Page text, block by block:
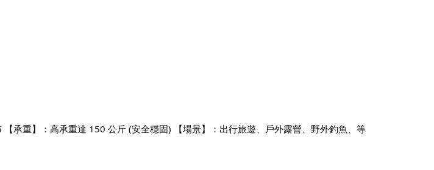
承重】：高承重達 150 公斤 (安全穩固) 【場景】：出行旅遊、戶外露營、野外釣魚、等